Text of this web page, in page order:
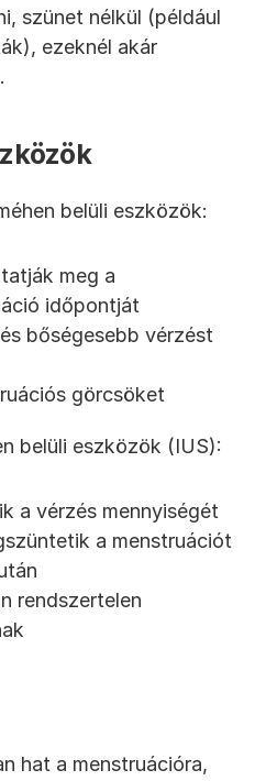
szünet nélkül (például
ezeknél akár
belüli eszközök:
meg a
időpontját
bőségesebb vérzést
görcsöket
belüli eszközök (IUS):
a vérzés mennyiségét
a menstruációt
rendszertelen
hat a menstruációra,